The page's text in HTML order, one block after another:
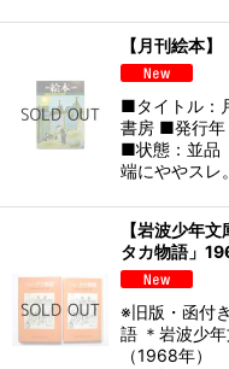
【月刊絵本
■タイトル：
書房 ■発行
■状態：並品
端にややスレ
【岩波少年
タカ物語」
※旧版・函付
語 ＊岩波少
（1968年）